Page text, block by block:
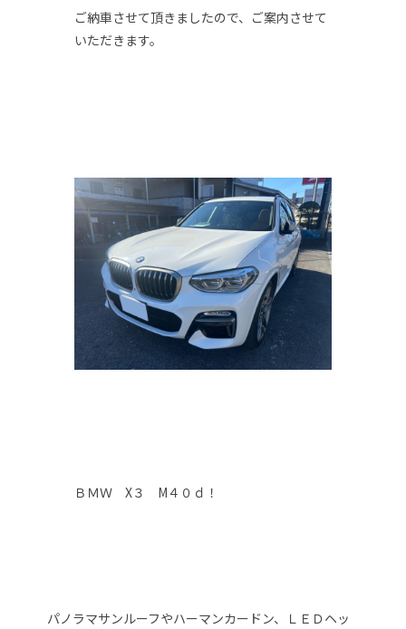
ご納車させて頂きましたので、ご案内させて
いただきます。
ＢＭＷ X３ M４０ｄ！
パノラマサンルーフやハーマンカードン、ＬＥＤヘッ